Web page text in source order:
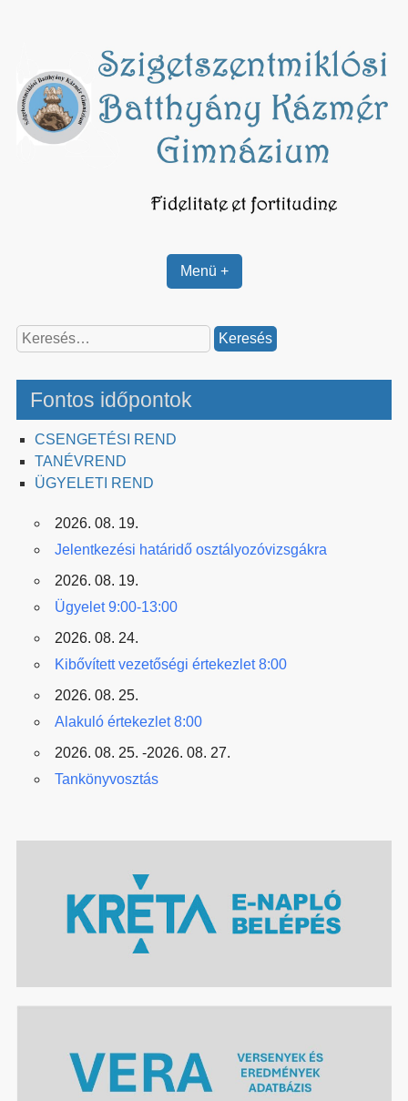
Menü +
Keresés:
Fontos időpontok
CSENGETÉSI REND
TANÉVREND
ÜGYELETI REND
2026. 08. 19.
Jelentkezési határidő osztályozóvizsgákra
2026. 08. 19.
Ügyelet 9:00-13:00
2026. 08. 24.
Kibővített vezetőségi értekezlet 8:00
2026. 08. 25.
Alakuló értekezlet 8:00
2026. 08. 25. -2026. 08. 27.
Tankönyvosztás